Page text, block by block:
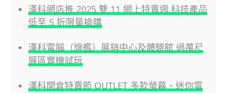
漢科網店推 2025 雙 11 網上特賣週 科技產品
低至 5 折限量搶購
漢科電腦（旗艦）展銷中心及體驗館 過萬尺
展區實機試玩
漢科開倉特賣節 OUTLET 多款螢幕、迷你電